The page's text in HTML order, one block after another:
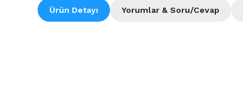
Ürün Detayı Yorumlar & Soru/Cevap